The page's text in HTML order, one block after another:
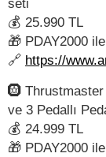
💰 25.990 TL
🎁 PDAY2000
🔗 https://
🛞
ve 3 Pedallı
💰 24.999 TL
🎁 PDAY2000